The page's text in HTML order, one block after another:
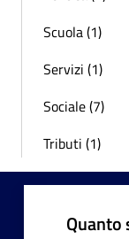
Scuola (1)
Servizi (1)
Sociale (7)
Tributi (1)
Quanto